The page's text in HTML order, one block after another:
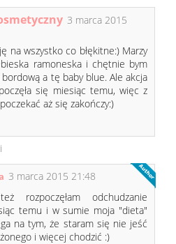
3 marca 2015
na wszystko co błękitne:) Marzy
ramoneska i chętnie bym
bordową a tę baby blue. Ale akcja
się miesiąc temu, więc z
aż się zakończy:)
3 marca 2015 21:48
rozpoczęłam odchudzanie
temu i w sumie moja "dieta"
na tym, że staram się nie jeść
i więcej chodzić :)